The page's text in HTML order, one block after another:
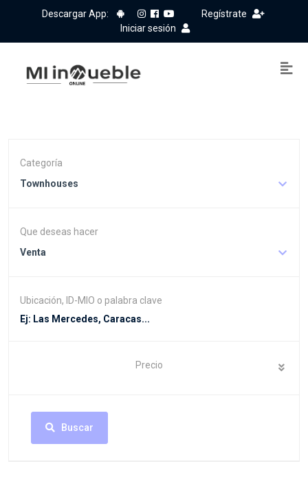
Descargar App:
Regístrate
Iniciar sesión
Categoría
Townhouses
Que deseas hacer
Venta
Ubicación, ID-MIO o palabra clave
Precio
Buscar